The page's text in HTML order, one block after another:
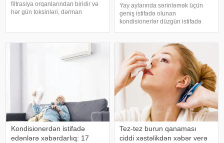
filtrasiya orqanlarından biridir və
hər gün toksinləri, dərman
federal ekspert onkologiya
Yay aylarında sərinləmək üçün
geniş istifadə olunan
kondisionerlər düzgün istifadə
xəbər verir ki, ani temperatur
dəyişiklikləri, quru hava və
baxımsız kondisionerlərd
Kondisionerdən istifadə
edənlərə xəbərdarlıq: 17
Tez-tez burun qanaması
ciddi xəstəlikdən xəbər verə